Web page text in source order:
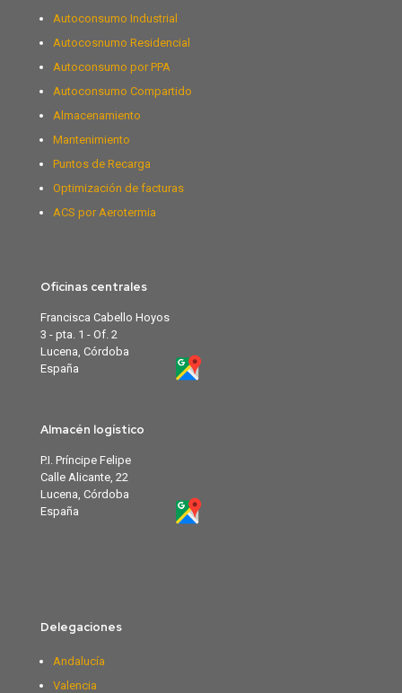
Autoconsumo Industrial
Autocosnumo Residencial
Autoconsumo por PPA
Autoconsumo Compartido
Almacenamiento
Mantenimiento
Puntos de Recarga
Optimización de facturas
ACS por Aerotermia
Oficinas centrales
Francisca Cabello Hoyos
3 - pta. 1 - Of. 2
Lucena, Córdoba
España
Almacén logístico
P.I. Príncipe Felipe
Calle Alicante, 22
Lucena, Córdoba
España
Delegaciones
Andalucía
Valencia